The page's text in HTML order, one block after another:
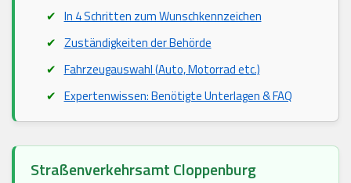
In 4 Schritten zum Wunschkennzeichen
Zuständigkeiten der Behörde
Fahrzeugauswahl (Auto, Motorrad etc.)
Expertenwissen: Benötigte Unterlagen & FAQ
Straßenverkehrsamt Cloppenburg